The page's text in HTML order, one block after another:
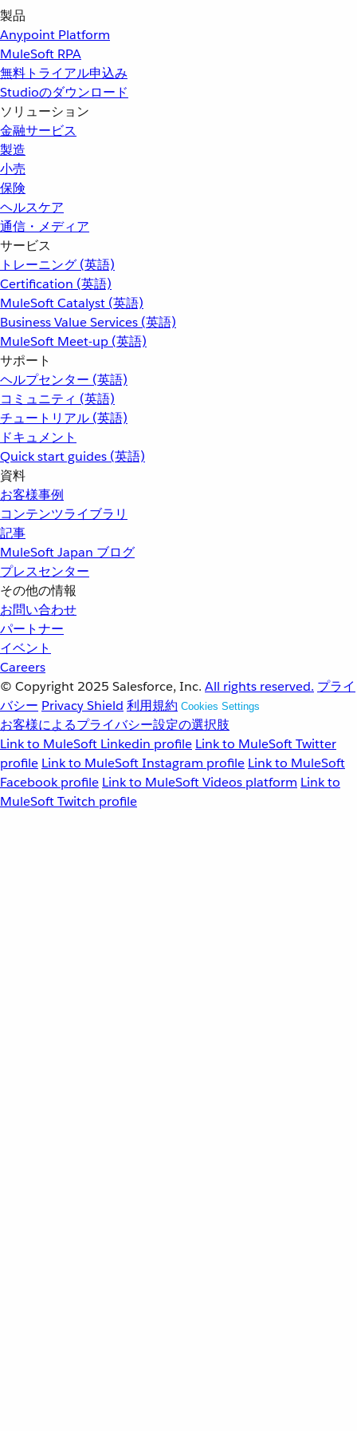
製品
Anypoint Platform
MuleSoft RPA
無料トライアル申込み
Studioのダウンロード
ソリューション
金融サービス
製造
小売
保険
ヘルスケア
通信・メディア
サービス
トレーニング (英語)
Certification (英語)
MuleSoft Catalyst (英語)
Business Value Services (英語)
MuleSoft Meet-up (英語)
サポート
ヘルプセンター (英語)
コミュニティ (英語)
チュートリアル (英語)
ドキュメント
Quick start guides (英語)
資料
お客様事例
コンテンツライブラリ
記事
MuleSoft Japan ブログ
プレスセンター
その他の情報
お問い合わせ
パートナー
イベント
Careers
© Copyright 2025 Salesforce, Inc. All rights reserved. プライ
バシー Privacy Shield 利用規約 Cookies Settings
お客様によるプライバシー設定の選択肢
Link to MuleSoft Linkedin profile Link to MuleSoft Twitter
profile Link to MuleSoft Instagram profile Link to MuleSoft
Facebook profile Link to MuleSoft Videos platform Link to
MuleSoft Twitch profile